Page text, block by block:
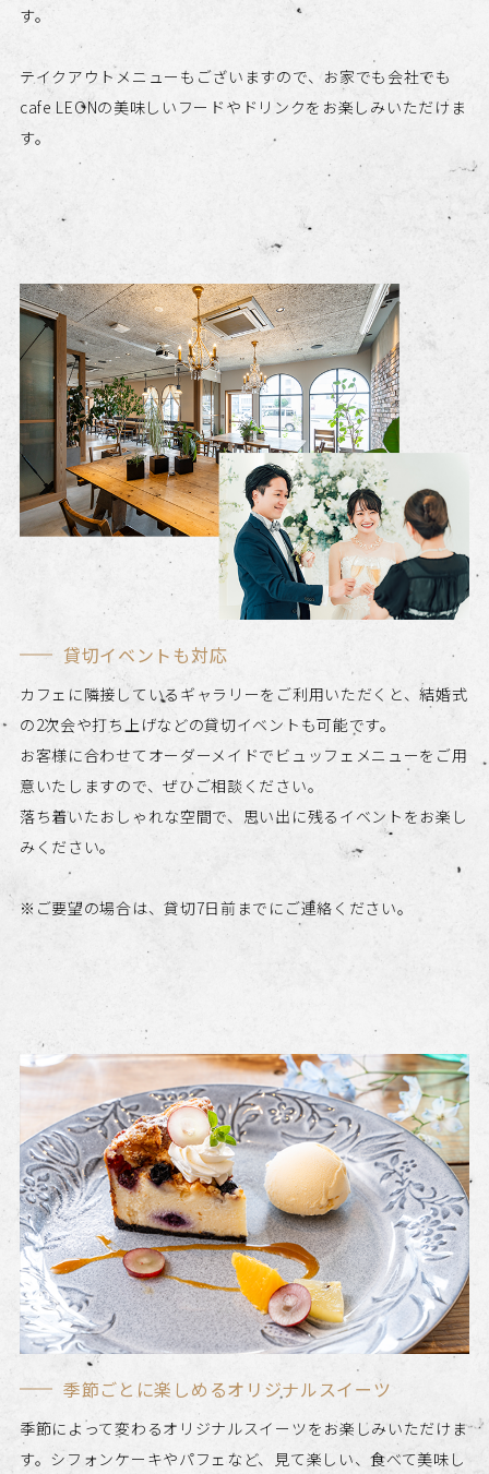
す。
テイクアウトメニューもございますので、お家でも会社でも
cafe LEONの美味しいフードやドリンクをお楽しみいただけま
す。
貸切イベントも対応
カフェに隣接しているギャラリーをご利用いただくと、結婚式
の2次会や打ち上げなどの貸切イベントも可能です。
お客様に合わせてオーダーメイドでビュッフェメニューをご用
意いたしますので、ぜひご相談ください。
落ち着いたおしゃれな空間で、思い出に残るイベントをお楽し
みください。
※ご要望の場合は、貸切7日前までにご連絡ください。
季節ごとに楽しめるオリジナルスイーツ
季節によって変わるオリジナルスイーツをお楽しみいただけま
す。シフォンケーキやパフェなど、見て楽しい、食べて美味し